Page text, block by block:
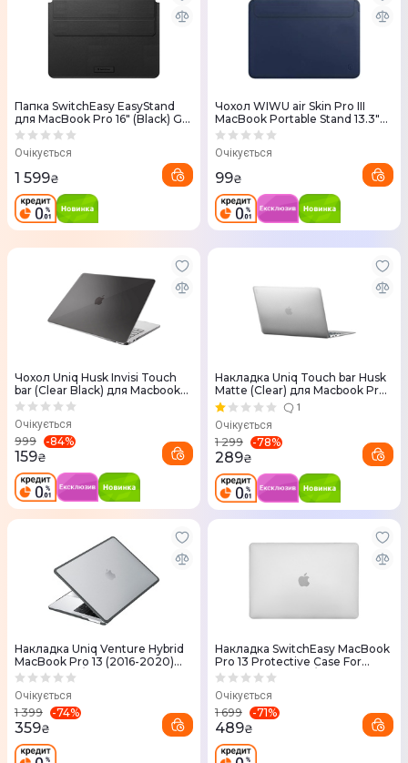
Папка SwitchEasy EasyStand
для MacBook Pro 16" (Black) GS-
105-233-201-11
Очікується
1 599₴
Чохол WIWU air Skin Pro III
MacBook Portable Stand 13.3"
(Blue)
Очікується
99₴
Чохол Uniq Husk Invisi Touch
bar (Clear Black) для Macbook
Pro 13"
Очікується
999 -84%
159₴
Накладка Uniq Touch bar Husk
Matte (Clear) для Macbook Pro
13
1
Очікується
1 299 -78%
289₴
Накладка Uniq Venture Hybrid
MacBook Pro 13 (2016-2020)
Case - Frost/Charcoal (Grey)
Очікується
1 399 -74%
359₴
Накладка SwitchEasy MacBook
Pro 13 Protective Case For
2022-2016 M2/M1/Intel
Очікується
1 699 -71%
489₴